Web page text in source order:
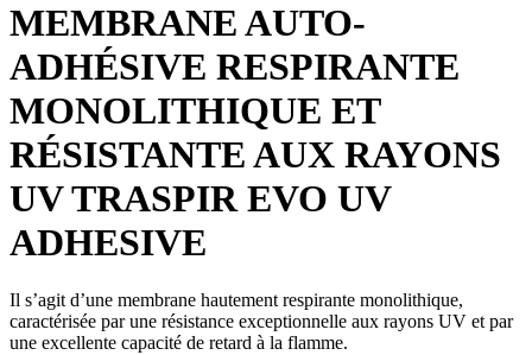
MEMBRANE AUTO-
ADHÉSIVE RESPIRANTE
MONOLITHIQUE ET
RÉSISTANTE AUX RAYONS
UVTRASPIR EVO UV
ADHESIVE
Il s’agit d’une membrane hautement respirante monolithique,
caractérisée par une résistance exceptionnelle aux rayons UV et par
une excellente capacité de retard à la flamme.